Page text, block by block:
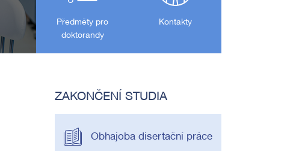
Předměty pro
doktorandy
Kontakty
ZAKONČENÍ STUDIA
Obhajoba disertační práce